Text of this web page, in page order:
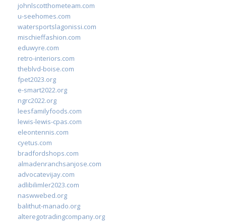
johnlscotthometeam.com
u-seehomes.com
watersportslagonissi.com
mischieffashion.com
eduwyre.com
retro-interiors.com
theblvd-boise.com
fpet2023.org
e-smart2022.org
ngrc2022.org
leesfamilyfoods.com
lewis-lewis-cpas.com
eleontennis.com
cyetus.com
bradfordshops.com
almadenranchsanjose.com
advocatevijay.com
adlibilimler2023.com
naswwebed.org
balithut-manado.org
alteregotradingcompany.org